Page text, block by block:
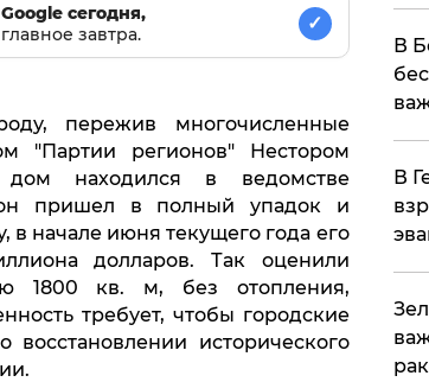
сегодня,
завтра.
✓
пережив многочисленные
"Партии регионов" Нестором
находился в ведомстве
он пришел в полный упадок и
в начале июня текущего года его
долларов. Так оценили
1800 кв. м, без отопления,
требует, чтобы городские
исторического
В
В